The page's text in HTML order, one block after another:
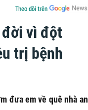
đời vì đột
trị bệnh
đưa em về quê nhà an
Theo dõi trên